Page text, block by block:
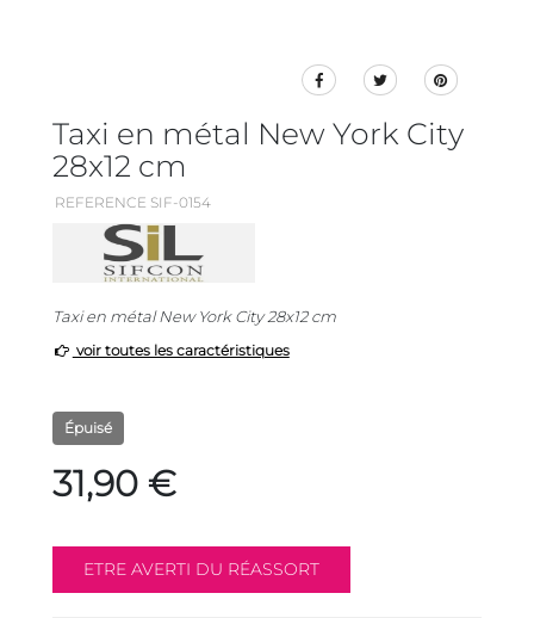
Taxi en métal New York City
28x12 cm
REFERENCE SIF-0154
Taxi en métal New York City 28x12 cm
voir toutes les caractéristiques
Épuisé
31,90 €